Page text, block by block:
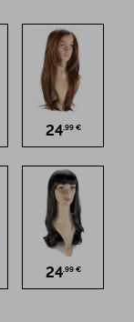
24,99 €
24,99 €